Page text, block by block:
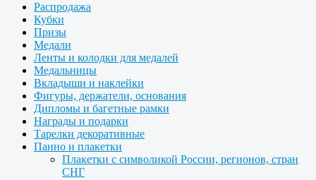
Распродажа
Кубки
Призы
Медали
Ленты и колодки для медалей
Медальницы
Вкладыши и наклейки
Фигуры, держатели, основания
Дипломы и багетные рамки
Награды и подарки
Тарелки декоративные
Панно и плакетки
Плакетки с символикой России, регионов, стран
СНГ